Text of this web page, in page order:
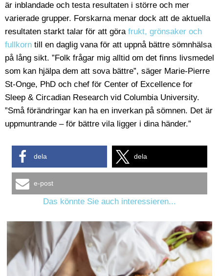
är inblandade och testa resultaten i större och mer
varierade grupper. Forskarna menar dock att de aktuella
resultaten starkt talar för att göra frukt, grönsaker och
fullkorn till en daglig vana för att uppnå bättre sömnhälsa
på lång sikt. ”Folk frågar mig alltid om det finns livsmedel
som kan hjälpa dem att sova bättre”, säger Marie-Pierre
St-Onge, PhD och chef för Center of Excellence for
Sleep & Circadian Research vid Columbia University.
”Små förändringar kan ha en inverkan på sömnen. Det är
uppmuntrande – för bättre vila ligger i dina händer.”
dela dela
e-post
Das könnte Sie auch interessieren...